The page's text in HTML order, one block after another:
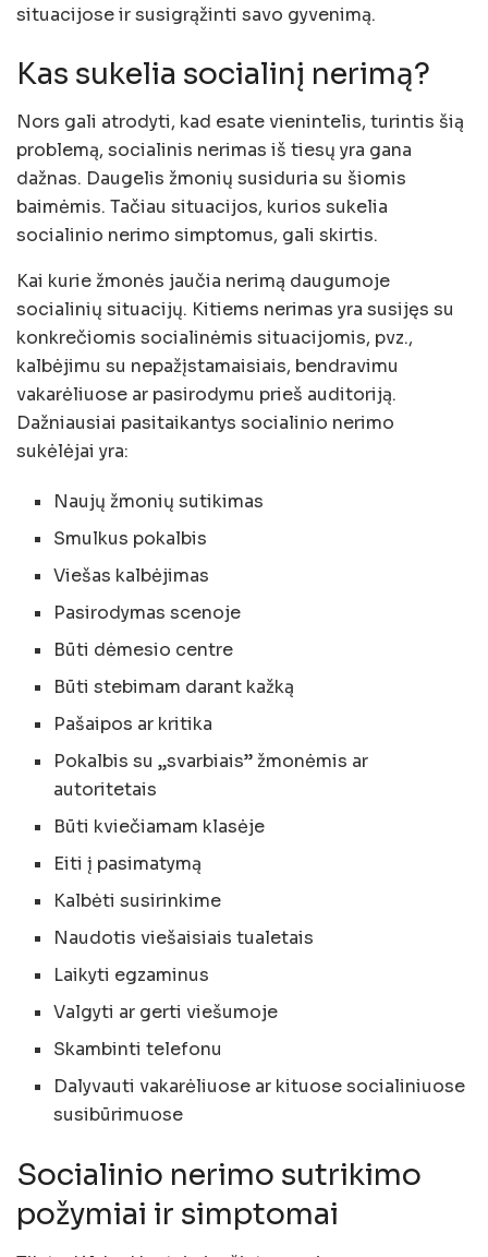
situacijose ir susigrąžinti savo gyvenimą.
Kas sukelia socialinį nerimą?
Nors gali atrodyti, kad esate vienintelis, turintis šią
problemą, socialinis nerimas iš tiesų yra gana
dažnas. Daugelis žmonių susiduria su šiomis
baimėmis. Tačiau situacijos, kurios sukelia
socialinio nerimo simptomus, gali skirtis.
Kai kurie žmonės jaučia nerimą daugumoje
socialinių situacijų. Kitiems nerimas yra susijęs su
konkrečiomis socialinėmis situacijomis, pvz.,
kalbėjimu su nepažįstamaisiais, bendravimu
vakarėliuose ar pasirodymu prieš auditoriją.
Dažniausiai pasitaikantys socialinio nerimo
sukėlėjai yra:
Naujų žmonių sutikimas
Smulkus pokalbis
Viešas kalbėjimas
Pasirodymas scenoje
Būti dėmesio centre
Būti stebimam darant kažką
Pašaipos ar kritika
Pokalbis su „svarbiais” žmonėmis ar
autoritetais
Būti kviečiamam klasėje
Eiti į pasimatymą
Kalbėti susirinkime
Naudotis viešaisiais tualetais
Laikyti egzaminus
Valgyti ar gerti viešumoje
Skambinti telefonu
Dalyvauti vakarėliuose ar kituose socialiniuose
susibūrimuose
Socialinio nerimo sutrikimo
požymiai ir simptomai